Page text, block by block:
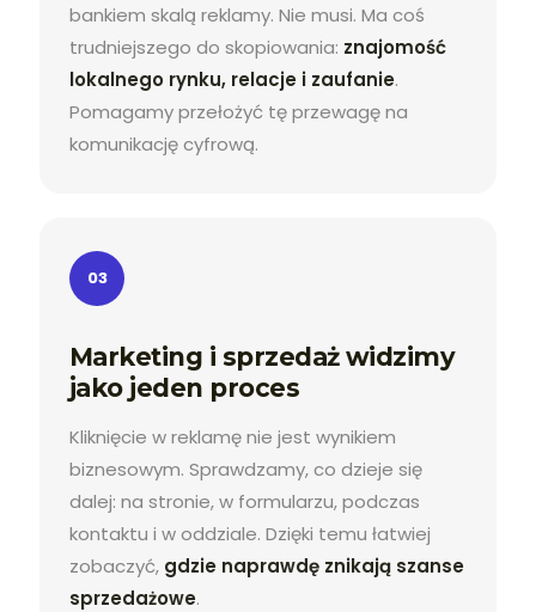
bankiem skalą reklamy. Nie musi. Ma coś
trudniejszego do skopiowania: znajomość
lokalnego rynku, relacje i zaufanie.
Pomagamy przełożyć tę przewagę na
komunikację cyfrową.
03
Marketing i sprzedaż widzimy
jako jeden proces
Kliknięcie w reklamę nie jest wynikiem
biznesowym. Sprawdzamy, co dzieje się
dalej: na stronie, w formularzu, podczas
kontaktu i w oddziale. Dzięki temu łatwiej
zobaczyć, gdzie naprawdę znikają szanse
sprzedażowe.